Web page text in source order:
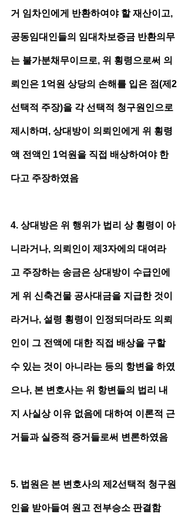
거 임차인에게 반환하여야 할 재산이고,
공동임대인들의 임대차보증금 반환의무
는 불가분채무이므로, 위 횡령으로써 의
뢰인은 1억원 상당의 손해를 입은 점(제2
선택적 주장)을 각 선택적 청구원인으로
제시하며, 상대방이 의뢰인에게 위 횡령
액 전액인 1억원을 직접 배상하여야 한
다고 주장하였음
4. 상대방은 위 행위가 법리 상 횡령이 아
니라거나, 의뢰인이 제3자에의 대여라
고 주장하는 송금은 상대방이 수급인에
게 위 신축건물 공사대금을 지급한 것이
라거나, 설령 횡령이 인정되더라도 의뢰
인이 그 전액에 대한 직접 배상을 구할
수 있는 것이 아니라는 등의 항변을 하였
으나, 본 변호사는 위 항변들의 법리 내
지 사실상 이유 없음에 대하여 이론적 근
거들과 실증적 증거들로써 변론하였음
5. 법원은 본 변호사의 제2선택적 청구원
인을 받아들여 원고 전부승소 판결함